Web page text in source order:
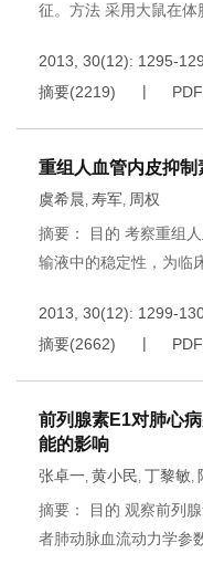
征。方法 采用大鼠在
2013, 30(12): 1295-
摘要(2219)
重组人血管内皮抑
虞希晨, 寿军, 周权
摘要： 目的 考察重组
输液中的稳定性，为临
2013, 30(12): 1299-
摘要(2662)
前列腺素E1对肺心
能的影响
张卓一, 黄小民, 丁黎敏,
摘要： 目的 观察前列
者肺动脉血流动力学参